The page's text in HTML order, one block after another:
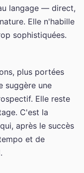
langage — direct,
Elle n'habille
sophistiquées.
plus portées
suggère une
Elle reste
C'est la
après le succès
et de